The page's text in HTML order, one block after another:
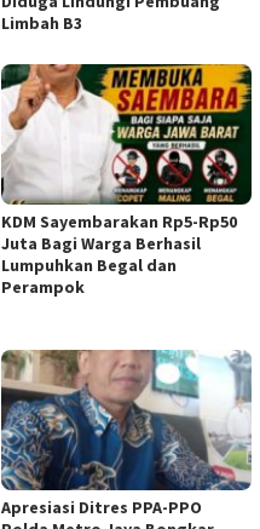
Limbah B3
KDM Sayembarakan Rp5-Rp50
Juta Bagi Warga Berhasil
Lumpuhkan Begal dan
Perampok
Apresiasi Ditres PPA-PPO